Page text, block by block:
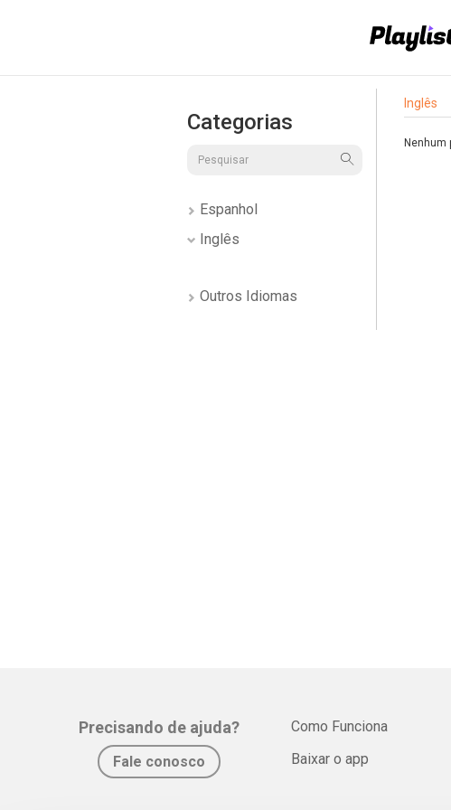
Categorias
Espanhol
Inglês
Outros Idiomas
Inglês
Nenhum
Precisando de ajuda?
Fale conosco
Como Funciona
Baixar o app